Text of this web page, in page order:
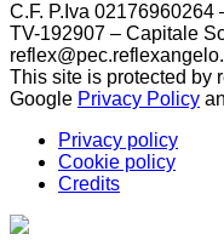
C.F. P.Iva
TV-192907 – Capitale
This site is protected by
Google Privacy Policy
Privacy policy
Cookie policy
Credits